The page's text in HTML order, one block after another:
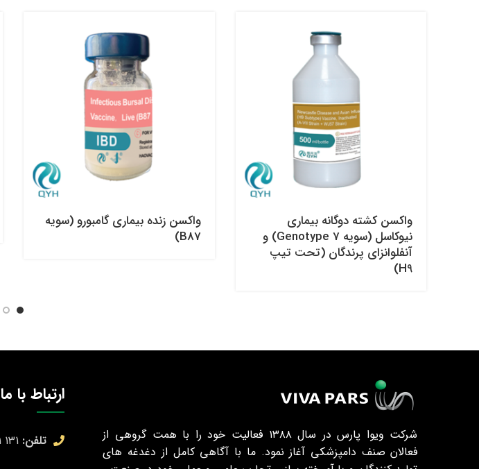
واکسن کشته دوگانه بیماری
نیوکاسل (سویه Genotype 7) و
آنفلوانزای پرندگان (تحت تیپ
H9)
واکسن زنده بیماری گامبورو (سویه
B87)
ارتباط با ما
تلفن:
شرکت ویوا پارس در سال ۱۳۸۸ فعالیت خود را با همت گروهی از
فعالان صنف دامپزشکی آغاز نمود. ما با آگاهی کامل از دغدغه های